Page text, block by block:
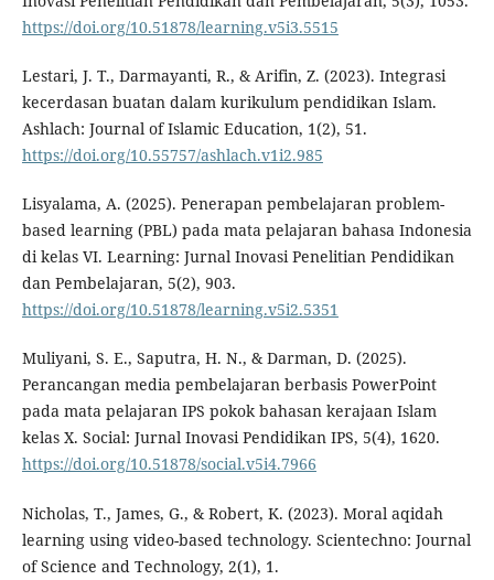
https://doi.org/10.51878/learning.v5i3.5515
Lestari, J. T., Darmayanti, R., & Arifin, Z. (2023). Integrasi
kecerdasan buatan dalam kurikulum pendidikan Islam.
Ashlach: Journal of Islamic Education, 1(2), 51.
https://doi.org/10.55757/ashlach.v1i2.985
Lisyalama, A. (2025). Penerapan pembelajaran problem-
based learning (PBL) pada mata pelajaran bahasa Indonesia
di kelas VI. Learning: Jurnal Inovasi Penelitian Pendidikan
dan Pembelajaran, 5(2), 903.
https://doi.org/10.51878/learning.v5i2.5351
Muliyani, S. E., Saputra, H. N., & Darman, D. (2025).
Perancangan media pembelajaran berbasis PowerPoint
pada mata pelajaran IPS pokok bahasan kerajaan Islam
kelas X. Social: Jurnal Inovasi Pendidikan IPS, 5(4), 1620.
https://doi.org/10.51878/social.v5i4.7966
Nicholas, T., James, G., & Robert, K. (2023). Moral aqidah
learning using video-based technology. Scientechno: Journal
of Science and Technology, 2(1), 1.